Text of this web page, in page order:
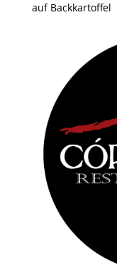
auf Backkartoffel